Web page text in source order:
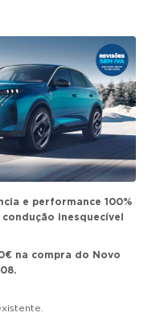
e performance 100%
inesquecível
na compra do Novo